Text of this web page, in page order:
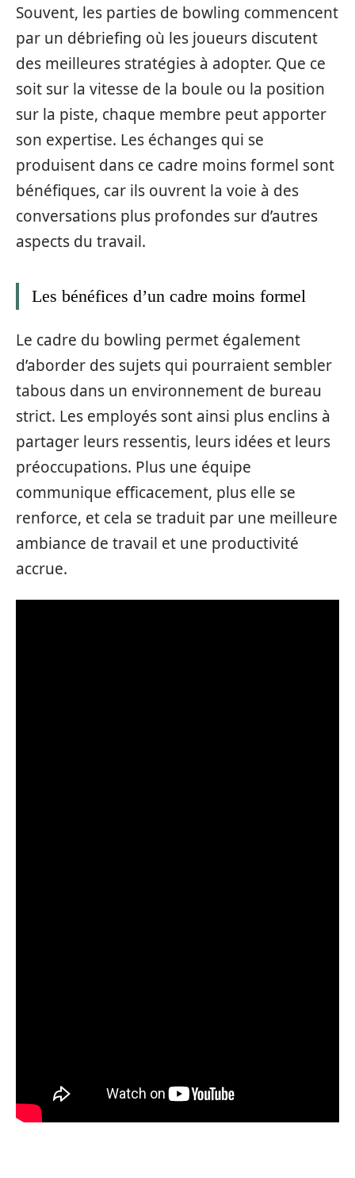
Souvent, les parties de bowling commencent
par un débriefing où les joueurs discutent
des meilleures stratégies à adopter. Que ce
soit sur la vitesse de la boule ou la position
sur la piste, chaque membre peut apporter
son expertise. Les échanges qui se
produisent dans ce cadre moins formel sont
bénéfiques, car ils ouvrent la voie à des
conversations plus profondes sur d’autres
aspects du travail.
Les bénéfices d’un cadre moins formel
Le cadre du bowling permet également
d’aborder des sujets qui pourraient sembler
tabous dans un environnement de bureau
strict. Les employés sont ainsi plus enclins à
partager leurs ressentis, leurs idées et leurs
préoccupations. Plus une équipe
communique efficacement, plus elle se
renforce, et cela se traduit par une meilleure
ambiance de travail et une productivité
accrue.